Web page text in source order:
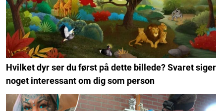
Hvilket dyr ser du først på dette billede? Svaret siger
noget interessant om dig som person